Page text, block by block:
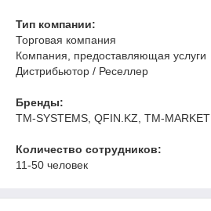
Тип компании:
Торговая компания
Компания, предоставляющая услуги
Дистрибьютор / Реселлер
Бренды:
TM-SYSTEMS, QFIN.KZ, TM-MARKET
Количество сотрудников:
11-50 человек